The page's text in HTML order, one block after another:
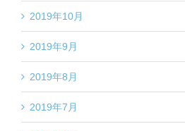
2019年10月
2019年9月
2019年8月
2019年7月